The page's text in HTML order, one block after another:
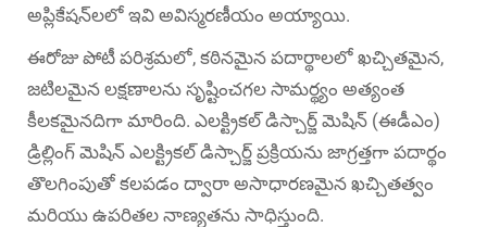
అప్లికేషన్‌లలో ఇవి అవిస్మరణీయం అయ్యాయి.
ఈరోజు పోటీ పరిశ్రమలో, కఠినమైన పదార్థాలలో ఖచ్చితమైన,
జటిలమైన లక్షణాలను సృష్టించగల సామర్థ్యం అత్యంత
కీలకమైనదిగా మారింది. ఎలక్ట్రికల్ డిస్చార్జ్ మెషిన్ (ఈడీఎం)
డ్రిల్లింగ్ మెషిన్ ఎలక్ట్రికల్ డిస్చార్జ్ ప్రక్రియను జాగ్రత్తగా పదార్థం
తొలగింపుతో కలపడం ద్వారా అసాధారణమైన ఖచ్చితత్వం
మరియు ఉపరితల నాణ్యతను సాధిస్తుంది.